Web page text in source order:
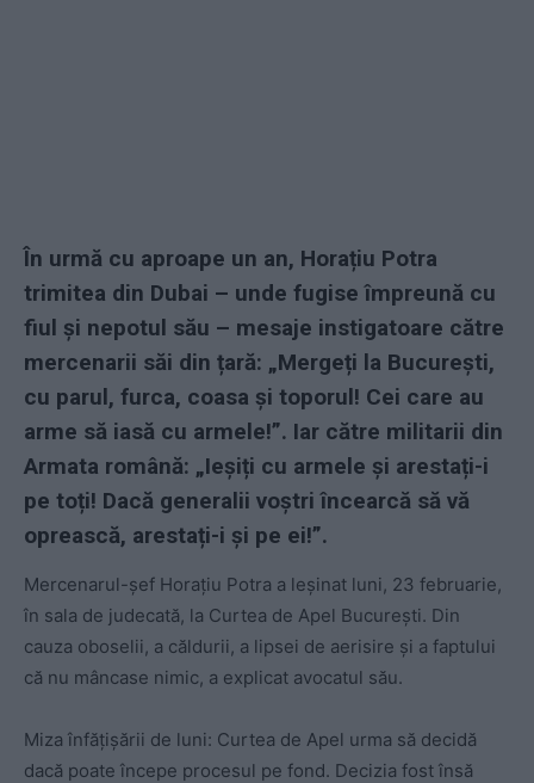
În urmă cu aproape un an, Horațiu Potra
trimitea din Dubai – unde fugise împreună cu
fiul și nepotul său – mesaje instigatoare către
mercenarii săi din țară: „Mergeți la București,
cu parul, furca, coasa și toporul! Cei care au
arme să iasă cu armele!”. Iar către militarii din
Armata română: „Ieșiți cu armele și arestați-i
pe toți! Dacă generalii voștri încearcă să vă
oprească, arestați-i și pe ei!”.
Mercenarul-șef Horaţiu Potra a leşinat luni, 23 februarie,
în sala de judecată, la Curtea de Apel Bucureşti. Din
cauza oboselii, a căldurii, a lipsei de aerisire și a faptului
că nu mâncase nimic, a explicat avocatul său.
Miza înfățișării de luni: Curtea de Apel urma să decidă
dacă poate începe procesul pe fond. Decizia fost însă